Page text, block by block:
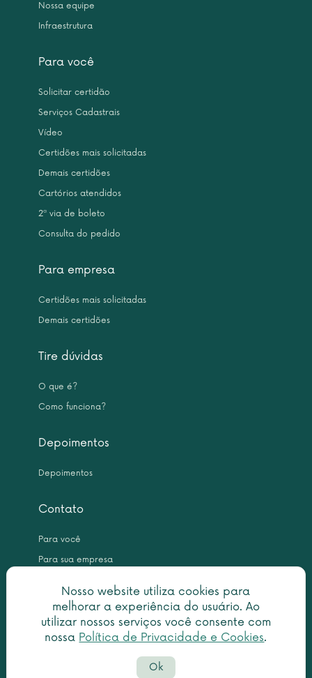
Nosso website utiliza cookies para
melhorar a experiência do usuário. Ao
utilizar nossos serviços você consente com
nossa Política de Privacidade e Cookies.
Ok
Nossa equipe
Infraestrutura
Para você
Solicitar certidão
Serviços Cadastrais
Vídeo
Certidões mais solicitadas
Demais certidões
Cartórios atendidos
2ª via de boleto
Consulta do pedido
Para empresa
Certidões mais solicitadas
Demais certidões
Tire dúvidas
O que é?
Como funciona?
Depoimentos
Depoimentos
Contato
Para você
Para sua empresa
Copyright © 2026 Leme Inteligência Forense 10.999.476/0001-31. All
rights reserved.